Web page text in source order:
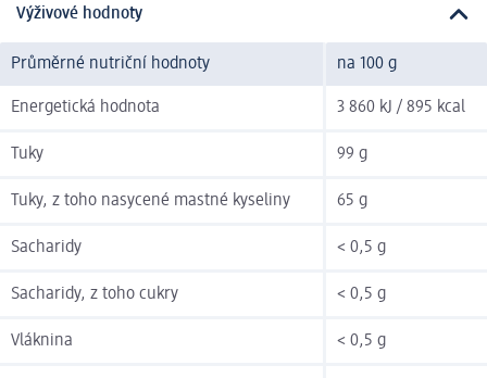
Výživové hodnoty
Průměrné nutriční hodnoty na 100 g
Energetická hodnota 3 860 kJ / 895 kcal
Tuky 99 g
Tuky, z toho nasycené mastné kyseliny 65 g
Sacharidy < 0,5 g
Sacharidy, z toho cukry < 0,5 g
Vláknina < 0,5 g